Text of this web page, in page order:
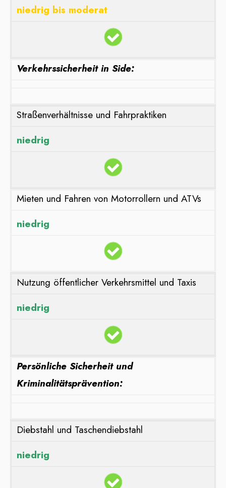
niedrig bis moderat
Verkehrssicherheit in Side:
Straßenverhältnisse und Fahrpraktiken
niedrig
Mieten und Fahren von Motorrollern und ATVs
niedrig
Nutzung öffentlicher Verkehrsmittel und Taxis
niedrig
Persönliche Sicherheit und
Kriminalitätsprävention:
Diebstahl und Taschendiebstahl
niedrig